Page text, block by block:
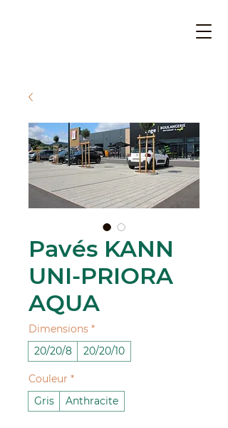
Pavés KANN
UNI-PRIORA
AQUA
Dimensions *
20/20/8
20/20/10
Couleur *
Gris
Anthracite